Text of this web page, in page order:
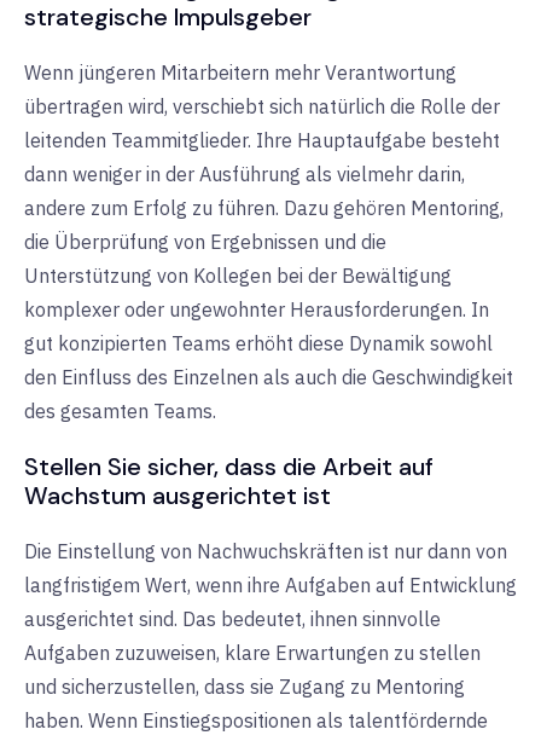
strategische Impulsgeber
Wenn jüngeren Mitarbeitern mehr Verantwortung
übertragen wird, verschiebt sich natürlich die Rolle der
leitenden Teammitglieder. Ihre Hauptaufgabe besteht
dann weniger in der Ausführung als vielmehr darin,
andere zum Erfolg zu führen. Dazu gehören Mentoring,
die Überprüfung von Ergebnissen und die
Unterstützung von Kollegen bei der Bewältigung
komplexer oder ungewohnter Herausforderungen. In
gut konzipierten Teams erhöht diese Dynamik sowohl
den Einfluss des Einzelnen als auch die Geschwindigkeit
des gesamten Teams.
Stellen Sie sicher, dass die Arbeit auf
Wachstum ausgerichtet ist
Die Einstellung von Nachwuchskräften ist nur dann von
langfristigem Wert, wenn ihre Aufgaben auf Entwicklung
ausgerichtet sind. Das bedeutet, ihnen sinnvolle
Aufgaben zuzuweisen, klare Erwartungen zu stellen
und sicherzustellen, dass sie Zugang zu Mentoring
haben. Wenn Einstiegspositionen als talentfördernde